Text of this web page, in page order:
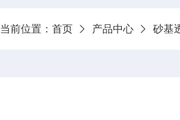
当前位置： 首页 产品中心 砂基